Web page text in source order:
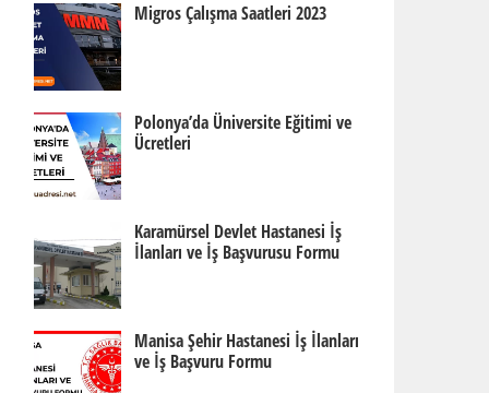
Migros Çalışma Saatleri 2023
Polonya’da Üniversite Eğitimi ve
Ücretleri
Karamürsel Devlet Hastanesi İş
İlanları ve İş Başvurusu Formu
Manisa Şehir Hastanesi İş İlanları
ve İş Başvuru Formu